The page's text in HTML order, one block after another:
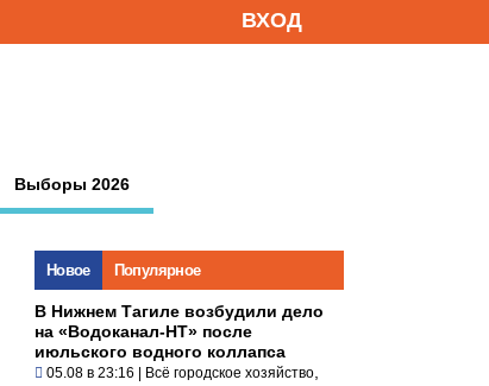
ВХОД
Выборы 2026
Новое Популярное
В Нижнем Тагиле возбудили дело
на «Водоканал-НТ» после
июльского водного коллапса
05.08 в 23:16 | Всё городское хозяйство